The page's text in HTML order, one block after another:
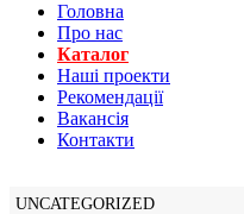
Головна
Про нас
Каталог
Нашi проекти
Рекомендації
Вакансiя
Контакти
UNCATEGORIZED